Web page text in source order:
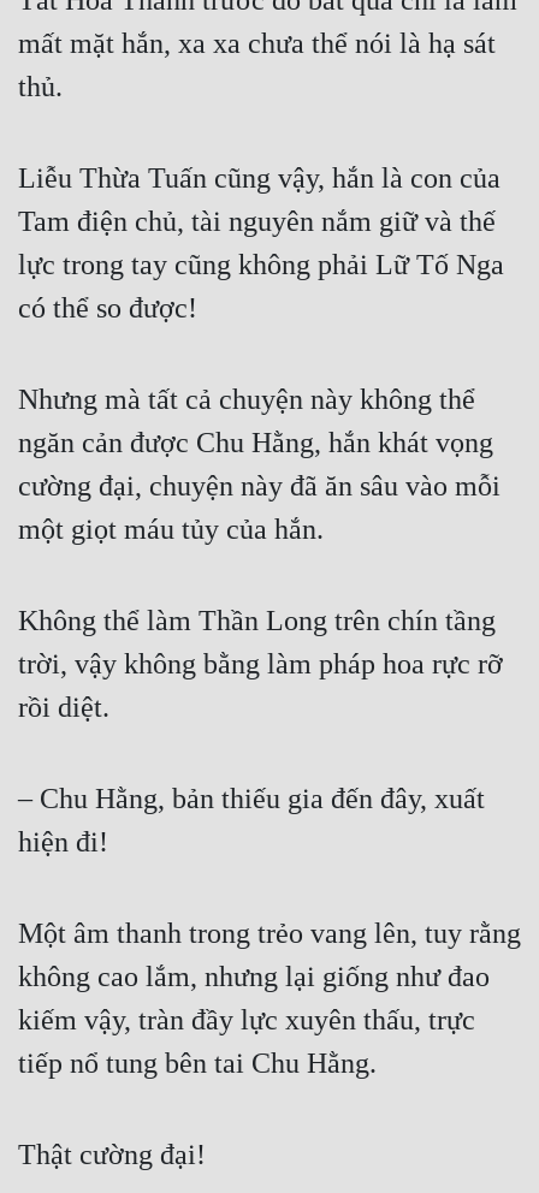
mất mặt hắn, xa xa chưa thể nói là hạ sát
thủ.
Liễu Thừa Tuấn cũng vậy, hắn là con của
Tam điện chủ, tài nguyên nắm giữ và thế
lực trong tay cũng không phải Lữ Tố Nga
có thể so được!
Nhưng mà tất cả chuyện này không thể
ngăn cản được Chu Hằng, hắn khát vọng
cường đại, chuyện này đã ăn sâu vào mỗi
một giọt máu tủy của hắn.
Không thể làm Thần Long trên chín tầng
trời, vậy không bằng làm pháp hoa rực rỡ
rồi diệt.
– Chu Hằng, bản thiếu gia đến đây, xuất
hiện đi!
Một âm thanh trong trẻo vang lên, tuy rằng
không cao lắm, nhưng lại giống như đao
kiếm vậy, tràn đầy lực xuyên thấu, trực
tiếp nổ tung bên tai Chu Hằng.
Thật cường đại!